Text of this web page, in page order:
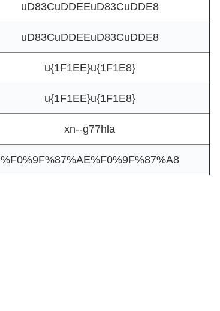
uD83CuDDEEuD83CuDDE8
uD83CuDDEEuD83CuDDE8
u{1F1EE}u{1F1E8}
u{1F1EE}u{1F1E8}
xn--g77hla
%F0%9F%87%AE%F0%9F%87%A8